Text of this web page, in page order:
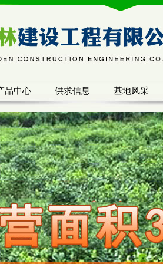
品中心 供求信息 基地风采